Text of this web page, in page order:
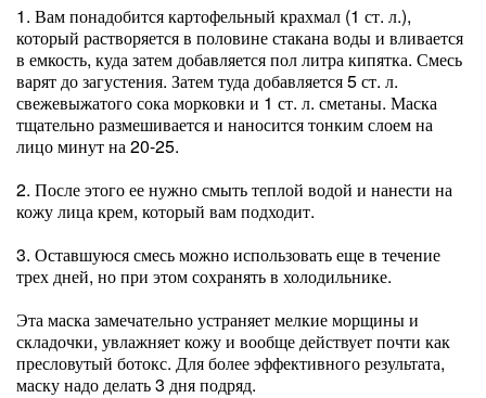
1. Вам понадобится картофельный крахмал (1 ст. л.),
который растворяется в половине стакана воды и вливается
в емкость, куда затем добавляется пол литра кипятка. Смесь
варят до загустения. Затем туда добавляется 5 ст. л.
свежевыжатого сока морковки и 1 ст. л. сметаны. Маска
тщательно размешивается и наносится тонким слоем на
лицо минут на 20-25.
2. После этого ее нужно смыть теплой водой и нанести на
кожу лица крем, который вам подходит.
3. Оставшуюся смесь можно использовать еще в течение
трех дней, но при этом сохранять в холодильнике.
Эта маска замечательно устраняет мелкие морщины и
складочки, увлажняет кожу и вообще действует почти как
пресловутый ботокс. Для более эффективного результата,
маску надо делать 3 дня подряд.